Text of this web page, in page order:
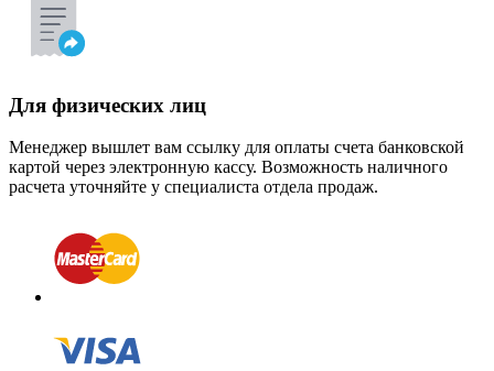
Для физических лиц
Менеджер вышлет вам ссылку для оплаты счета банковской
картой через электронную кассу. Возможность наличного
расчета уточняйте у специалиста отдела продаж.